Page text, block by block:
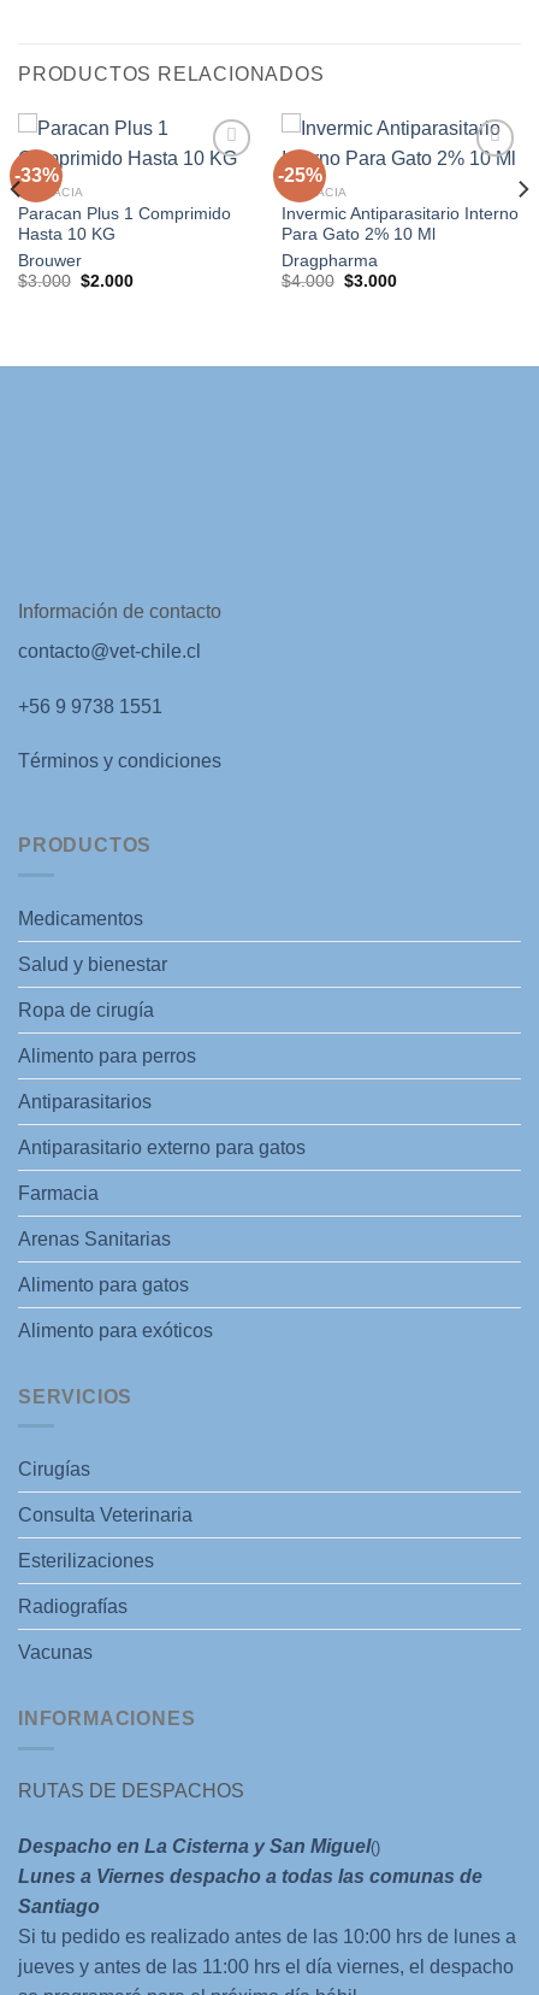
PRODUCTOS RELACIONADOS
-33%
Agregar
FARMACIA
Paracan Plus 1 Comprimido
Hasta 10 KG
Brouwer
$3.000 El
$2.000El
-25%
Agregar
FARMACIA
Invermic Antiparasitario Interno
Para Gato 2% 10 Ml
Dragpharma
$4.000 El
$3.000El
Información de contacto
contacto@vet-chile.cl
+56 9 9738 1551
Términos y condiciones
PRODUCTOS
Medicamentos
Salud y bienestar
Ropa de cirugía
Alimento para perros
Antiparasitarios
Antiparasitario externo para gatos
Farmacia
Arenas Sanitarias
Alimento para gatos
Alimento para exóticos
SERVICIOS
Cirugías
Consulta Veterinaria
Esterilizaciones
Radiografías
Vacunas
INFORMACIONES
RUTAS DE DESPACHOS
Despacho en La Cisterna y San Miguel()
Lunes a Viernes despacho a todas las comunas de
Santiago
Si tu pedido es realizado antes de las 10:00 hrs de lunes a
jueves y antes de las 11:00 hrs el día viernes, el despacho